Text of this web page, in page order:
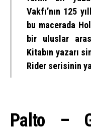
Vakfı’nın 125
bu macerada
bir uluslar
Kitabın yazarı
Rider serisinin
Palto –